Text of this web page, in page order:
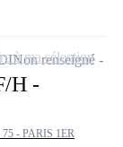
H -
75 - PARIS 1ER
Non renseigné
à ma sélection